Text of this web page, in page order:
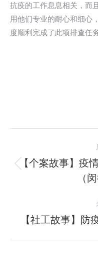
抗疫的工作息息相关，而
用他们专业的耐心和细心
度顺利完成了此项排查任务
闵行工
章
【个案故事】疫
（
【社工故事】防